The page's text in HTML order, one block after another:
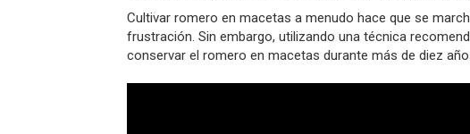
Cultivar romero en macetas a menudo hace que se
frustración. Sin embargo, utilizando una técnica
conservar el romero en macetas durante más de diez